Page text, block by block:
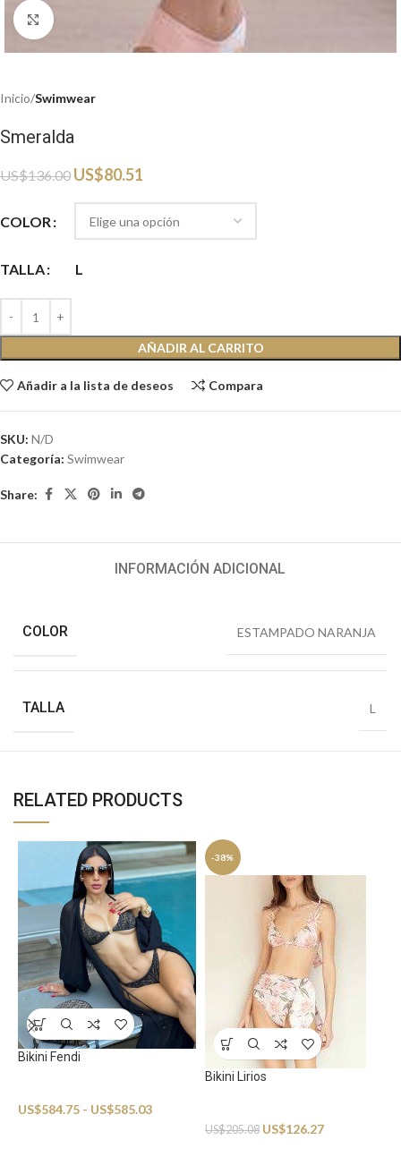
Haga clic para ampliar
Inicio Swimwear
Smeralda
US$136.00 US$80.51
COLOR
TALLA L
AÑADIR AL CARRITO
Añadir a la lista de deseos Compara
SKU: N/D
Categoría: Swimwear
Share:
INFORMACIÓN ADICIONAL
COLOR ESTAMPADO NARANJA
TALLA L
RELATED PRODUCTS
Bikini Fendi
US$584.75 - US$585.03
-38%
Bikini Lirios
US$205.08 US$126.27